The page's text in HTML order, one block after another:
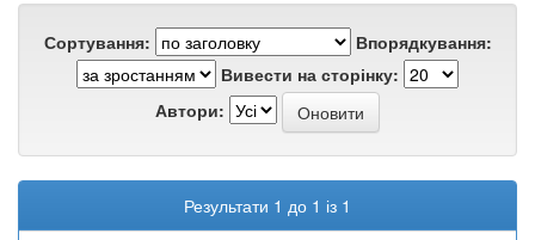
Сортування:
Впорядкування:
Вивести на сторінку:
Автори:
Результати 1 до 1 із 1